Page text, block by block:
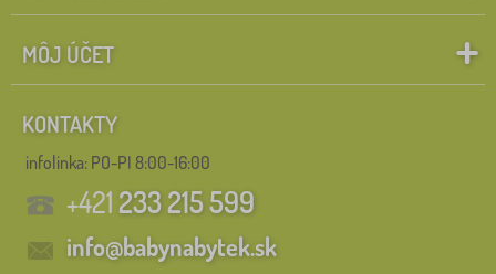
MÔJ ÚČET
KONTAKTY
infolinka: PO-PI 8:00-16:00
+421233 215 599
info@babynabytek.sk